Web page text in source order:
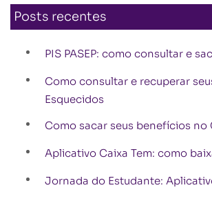
Posts recentes
PIS PASEP: como consultar e
Como consultar e recuperar
Esquecidos
Como sacar seus benefícios no
Aplicativo Caixa Tem: como
Jornada do Estudante: